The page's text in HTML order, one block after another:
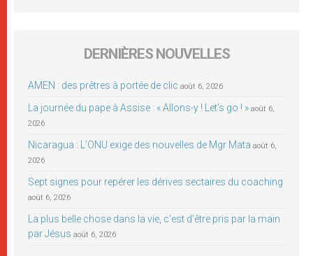
DERNIÈRES NOUVELLES
AMEN : des prêtres à portée de clic août 6, 2026
La journée du pape à Assise : « Allons-y ! Let’s go ! » août 6,
2026
Nicaragua : L’ONU exige des nouvelles de Mgr Mata août 6,
2026
Sept signes pour repérer les dérives sectaires du coaching
août 6, 2026
La plus belle chose dans la vie, c’est d’être pris par la main
par Jésus août 6, 2026